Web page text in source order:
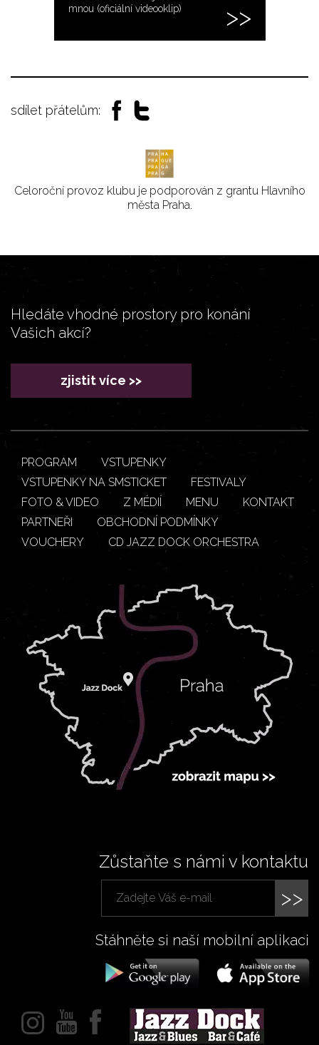
mnou (oficiální videooklip)
sdílet přátelům:
Celoroční provoz klubu je podporován z grantu Hlavního
města Praha.
Hledáte vhodné prostory pro konání
Vašich akcí?
zjistit více >>
PROGRAM
VSTUPENKY
VSTUPENKY NA SMSTICKET
FESTIVALY
FOTO & VIDEO
Z MÉDIÍ MENU
KONTAKT
PARTNEŘI
OBCHODNÍ PODMÍNKY
VOUCHERY
CD JAZZ DOCK ORCHESTRA
Zůstaňte s námi v kontaktu
>>
Stáhněte si naší mobilní aplikaci